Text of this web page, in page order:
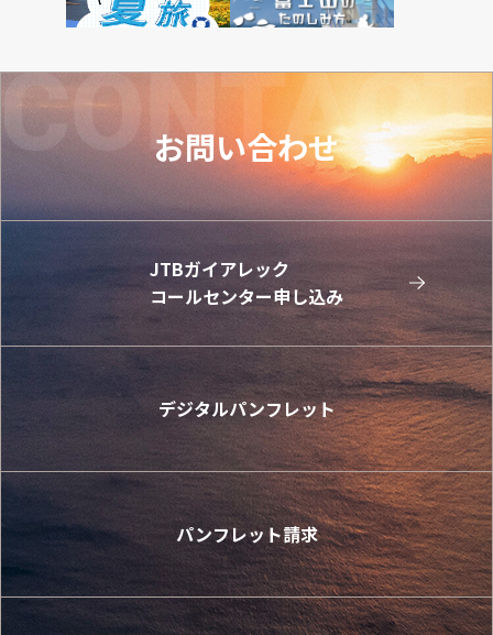
お問い合わせ
JTBガイアレック
コールセンター申し込み
デジタルパンフレット
パンフレット請求